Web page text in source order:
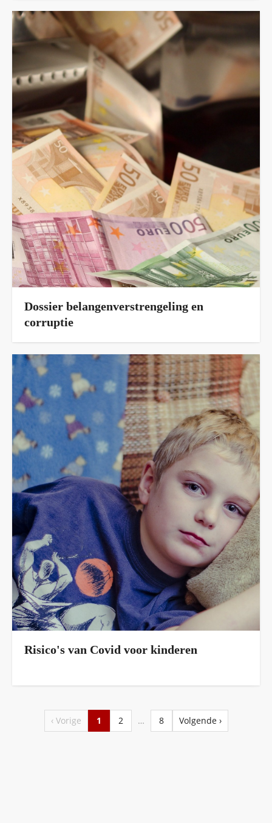
Dossier belangenverstrengeling en
corruptie
Risico's van Covid voor kinderen
‹ Vorige 1 2 … 8 Volgende ›